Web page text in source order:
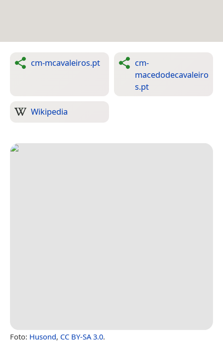
cm-mcavaleiros.pt
cm-
macedodecavaleiro
s.pt
Wikipedia
Foto: Husond, CC BY-SA 3.0.